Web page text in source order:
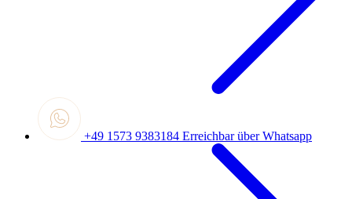
+49 1573 9383184 Erreichbar über Whatsapp